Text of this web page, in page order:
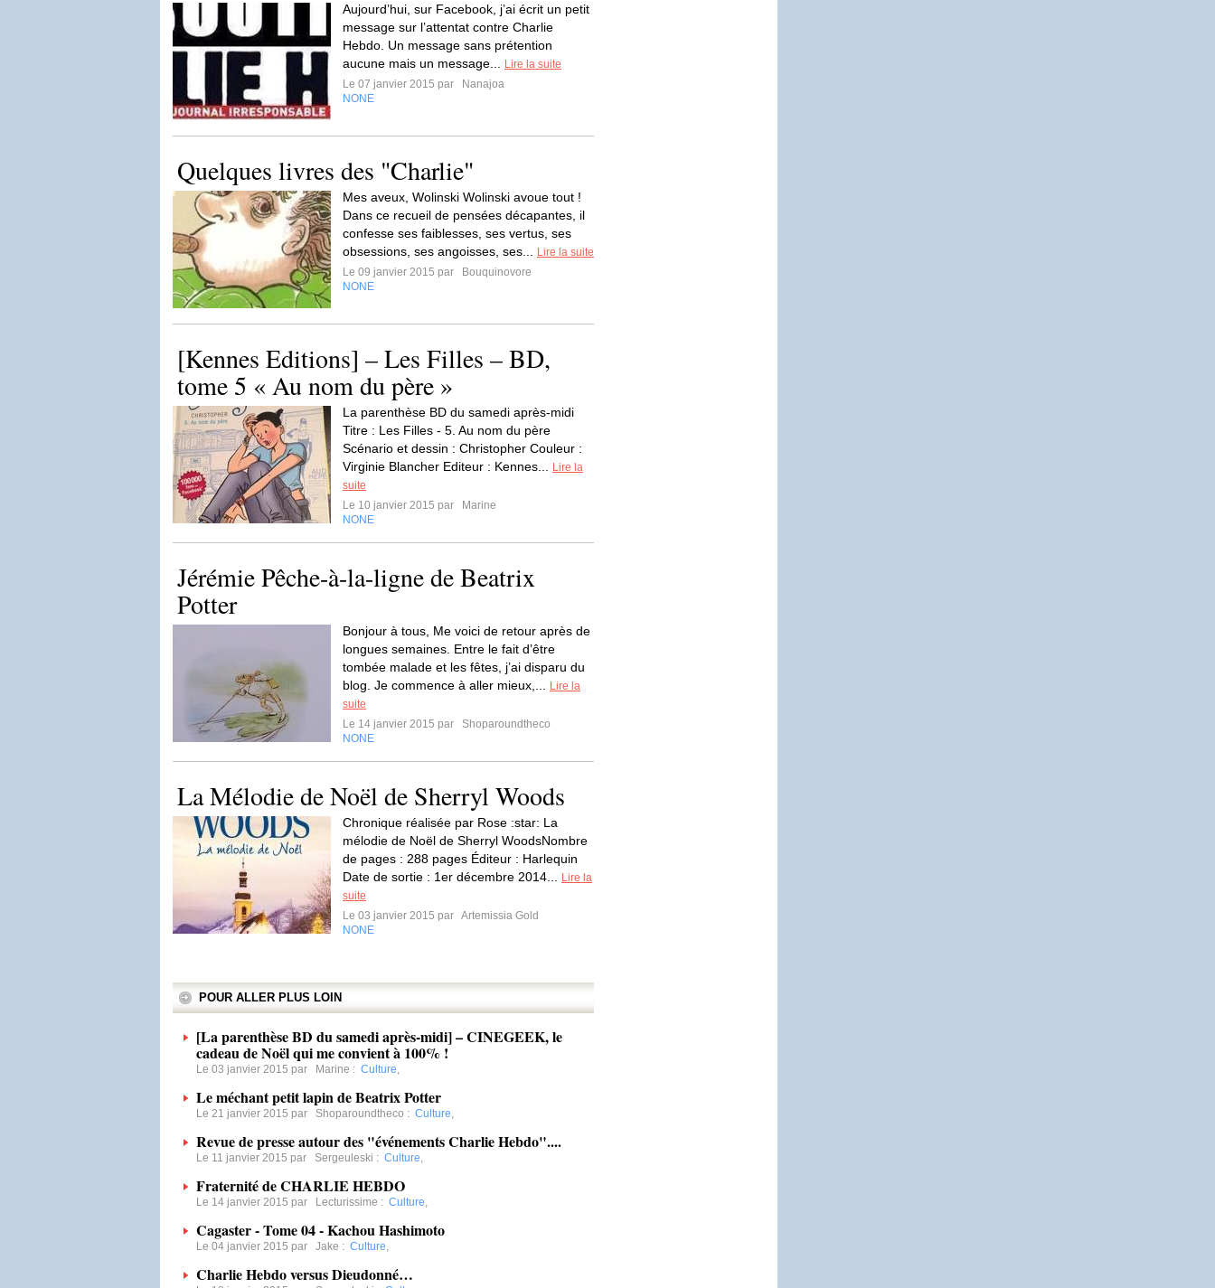
Aujourd’hui, sur Facebook, j’ai écrit un petit
message sur l’attentat contre Charlie
Hebdo. Un message sans prétention
aucune mais un message...
Lire la suite
Le 07 janvier 2015 par
Nanajoa
NONE
Quelques livres des "Charlie"
Mes aveux, Wolinski Wolinski avoue tout !
Dans ce recueil de pensées décapantes, il
confesse ses faiblesses, ses vertus, ses
obsessions, ses angoisses, ses...
Lire la suite
Le 09 janvier 2015 par
Bouquinovore
NONE
[Kennes Editions] – Les Filles – BD,
tome 5 « Au nom du père »
La parenthèse BD du samedi après-midi
Titre : Les Filles - 5. Au nom du père
Scénario et dessin : Christopher Couleur :
Virginie Blancher Editeur : Kennes...
Lire la
suite
Le 10 janvier 2015 par
Marine
NONE
Jérémie Pêche-à-la-ligne de Beatrix
Potter
Bonjour à tous, Me voici de retour après de
longues semaines. Entre le fait d’être
tombée malade et les fêtes, j’ai disparu du
blog. Je commence à aller mieux,...
Lire la
suite
Le 14 janvier 2015 par
Shoparoundtheco
NONE
La Mélodie de Noël de Sherryl Woods
Chronique réalisée par Rose :star: La
mélodie de Noël de Sherryl WoodsNombre
de pages : 288 pages Éditeur : Harlequin
Date de sortie : 1er décembre 2014...
Lire la
suite
Le 03 janvier 2015 par Artemissia Gold
NONE
POUR ALLER PLUS LOIN
[La parenthèse BD du samedi après-midi] – CINEGEEK, le
cadeau de Noël qui me convient à 100% !
Le 03 janvier 2015 par Marine : Culture,
Le méchant petit lapin de Beatrix Potter
Le 21 janvier 2015 par Shoparoundtheco : Culture,
Revue de presse autour des "événements Charlie Hebdo"....
Le 11 janvier 2015 par Sergeuleski : Culture,
Fraternité de CHARLIE HEBDO
Le 14 janvier 2015 par Lecturissime : Culture,
Cagaster - Tome 04 - Kachou Hashimoto
Le 04 janvier 2015 par Jake : Culture,
Charlie Hebdo versus Dieudonné…